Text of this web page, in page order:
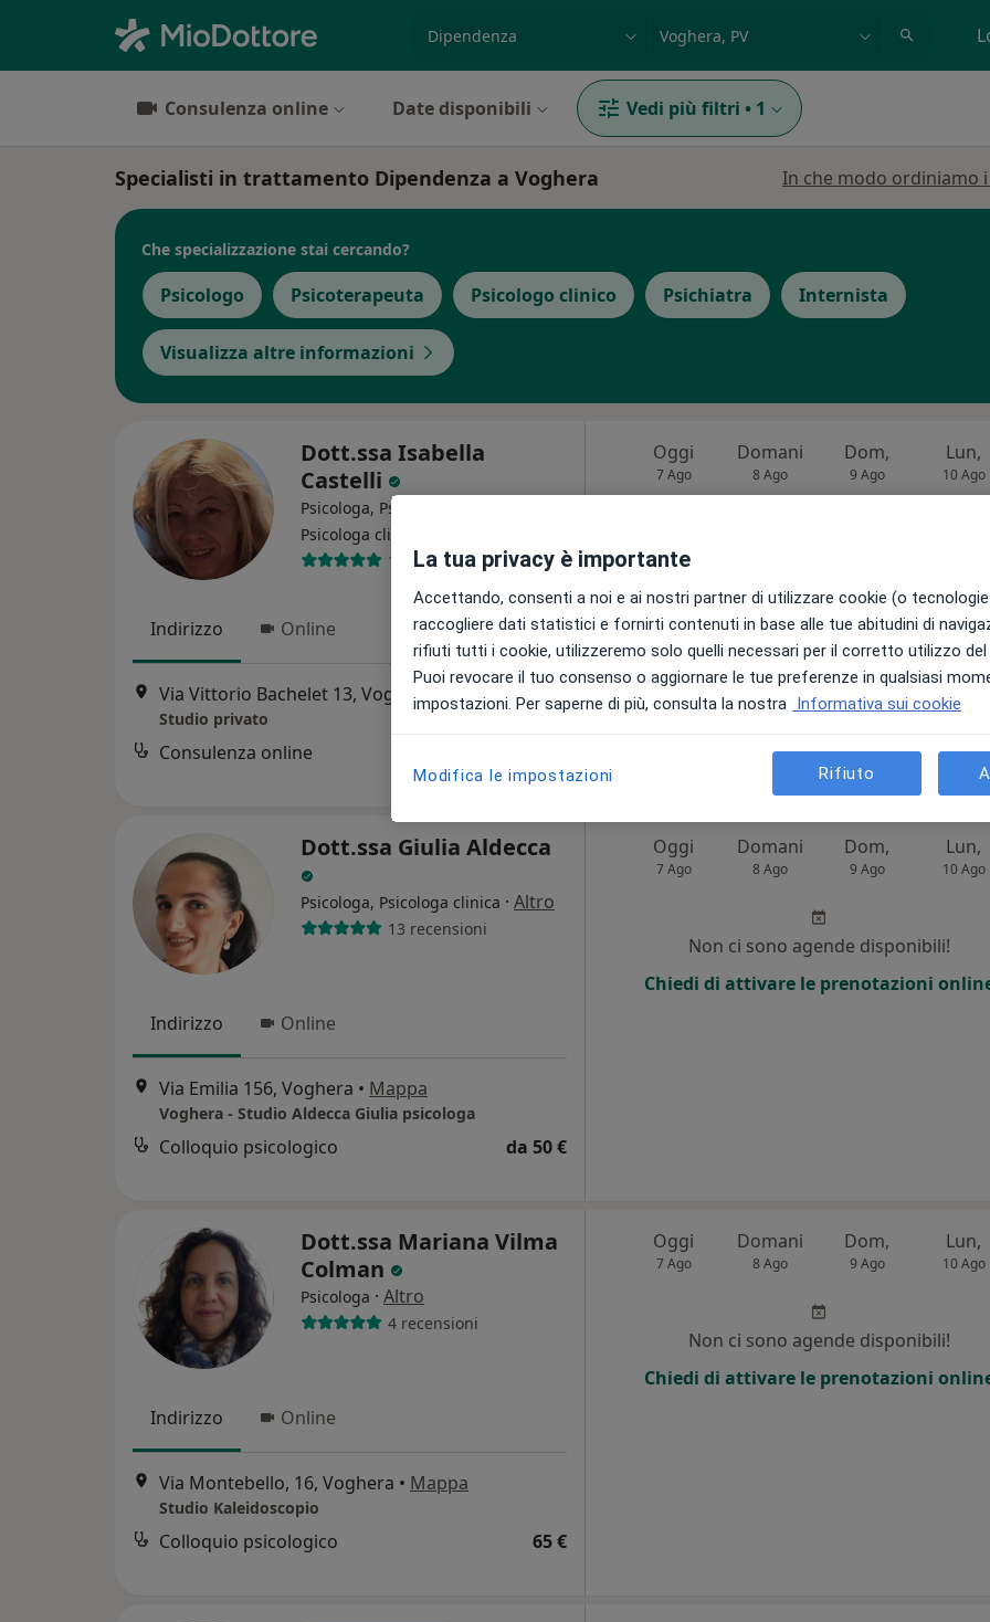
Consulenza online Date disponibili Vedi più filtri • 1
Specialisti in trattamento Dipendenza a Voghera In che modo ordiniamo
Che specializzazione stai cercando?
Psicologo Psicoterapeuta Psicologo clinico Psichiatra Internista
Visualizza altre informazioni
Dott.ssa Isabella
Castelli
Psicologa, Psicoterapeuta,
Psicologa clinica
16 recensioni
Indirizzo Online
Via Vittorio Bachelet 13, Voghera Mappa
Studio privato
Consulenza online
Oggi
7 Ago
Domani
8 Ago
Dom,
9 Ago
Lun,
10 Ago
Non ci sono agende disponibili!
Chiedi di attivare le prenotazioni online
Dott.ssa Giulia Aldecca
Psicologa, Psicologa clinica · Altro
13 recensioni
Indirizzo Online
Via Emilia 156, Voghera • Mappa
Voghera - Studio Aldecca Giulia psicologa
Colloquio psicologico da 50 €
Oggi
7 Ago
Domani
8 Ago
Dom,
9 Ago
Lun,
10 Ago
Non ci sono agende disponibili!
Chiedi di attivare le prenotazioni
Dott.ssa Mariana Vilma
Colman
Psicologa · Altro
4 recensioni
Indirizzo Online
Via Montebello, 16, Voghera • Mappa
Studio Kaleidoscopio
Colloquio psicologico 65 €
Oggi
7 Ago
Domani
8 Ago
Dom,
9 Ago
Lun,
10 Ago
Non ci sono agende disponibili!
Chiedi di attivare le prenotazioni
La tua privacy è importante
Accettando, consenti a noi e ai nostri partner di utilizzare cookie (o
raccogliere dati statistici e fornirti contenuti in base alle tue abitudini di
rifiuti tutti i cookie, utilizzeremo solo quelli necessari per il corretto utilizzo
Puoi revocare il tuo consenso o aggiornare le tue preferenze in qualsiasi
impostazioni. Per saperne di più, consulta la nostra Informativa sui cookie
Modifica le impostazioni Rifiuto